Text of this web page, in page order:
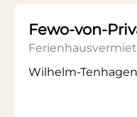
Fewo-von-
Wilhelm-